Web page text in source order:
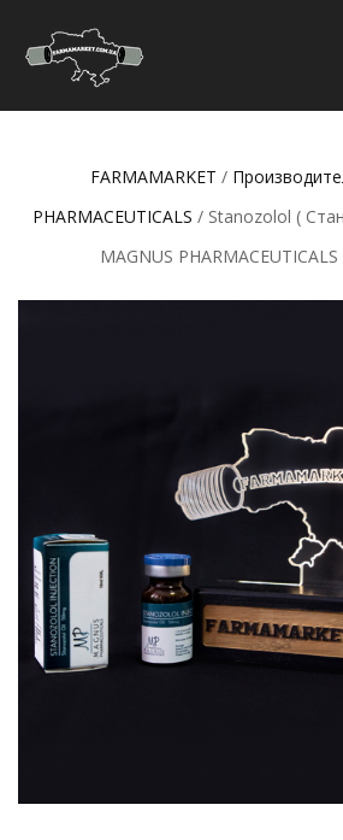
FARMAMARKET /
PHARMACEUTICALS / Stanozolol (
MAGNUS